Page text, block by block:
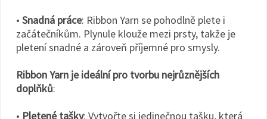
• Snadná práce: Ribbon Yarn se pohodlně plete i
začátečníkům. Plynule klouže mezi prsty, takže je
pletení snadné a zároveň příjemné pro smysly.
Ribbon Yarn je ideální pro tvorbu nejrůznějších
doplňků:
• Pletené tašky: Vytvořte si jedinečnou tašku, která